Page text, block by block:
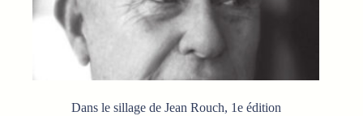
Dans le sillage de Jean Rouch, 1e édition